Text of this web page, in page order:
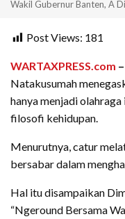
Wakil Gubernur Banten, A
Post Views: 181
WARTAXPRESS.com –
Natakusumah
hanya menjadi
filosofi kehidupan.
Menurutnya, catur
bersabar dalam
Hal itu disampaikan
“Ngeround Bersama